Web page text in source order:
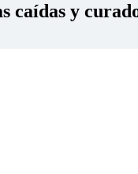
caídas y